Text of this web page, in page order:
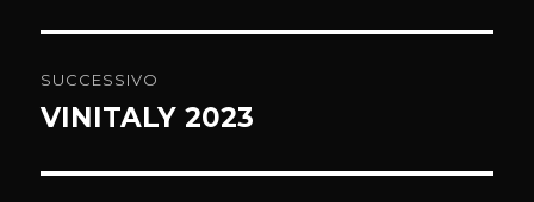
SUCCESSIVO
Articolo
VINITALY 2023